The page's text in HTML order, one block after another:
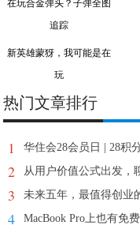
新英雄蒙犽，我可能是在
玩
热门文章排行
1 华住会28会员日 | 28积
2 从用户价值公式出发，
3 未来五年，最值得创业
4 MacBook Pro上也有免